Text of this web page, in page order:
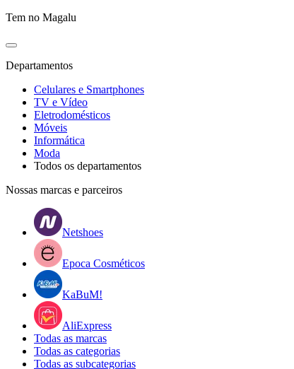
Tem no Magalu
Departamentos
Celulares e Smartphones
TV e Vídeo
Eletrodomésticos
Móveis
Informática
Moda
Todos os departamentos
Nossas marcas e parceiros
Netshoes
Epoca Cosméticos
KaBuM!
AliExpress
Todas as marcas
Todas as categorias
Todas as subcategorias